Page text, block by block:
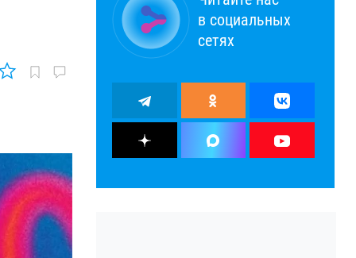
в социальных
сетях